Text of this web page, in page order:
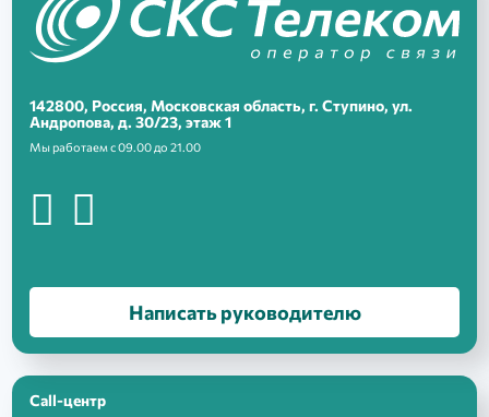
Call-центр
142800, Россия, Московская область, г. Ступино, ул.
Андропова, д. 30/23, этаж 1
Мы работаем с 09.00 до 21.00
Написать руководителю
Заявка на подключение по
тарифу
пункт: